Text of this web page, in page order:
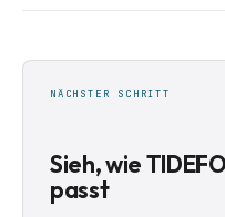
NÄCHSTER SCHRITT
Sieh, wie
passt